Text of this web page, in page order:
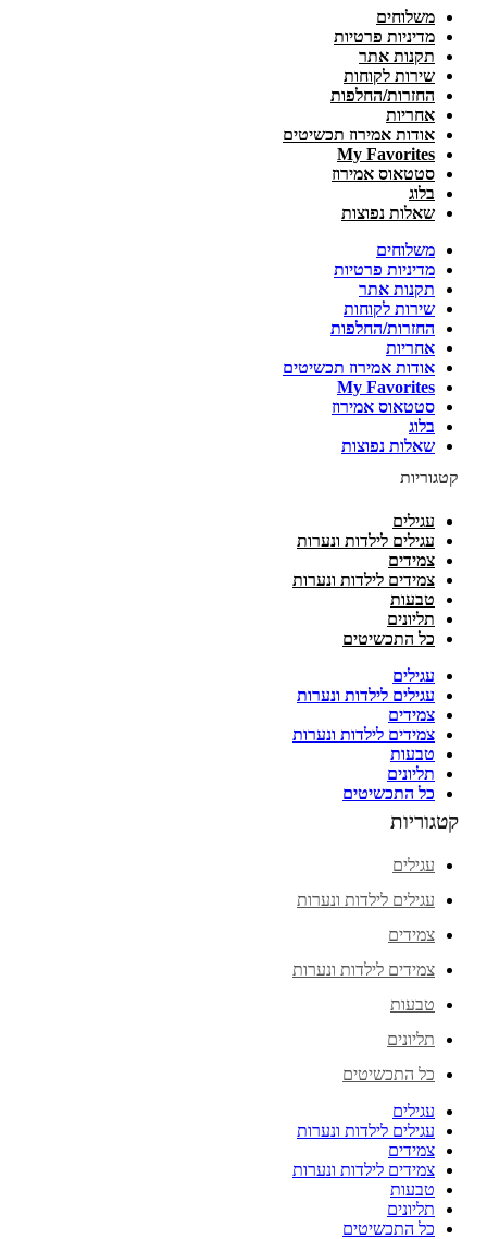
משלוחים
מדיניות פרטיות
תקנות אתר
שירות לקוחות
החזרות/החלפות
אחריות
אודות אמירוז תכשיטים
My Favorites
סטטאוס אמירוז
בלוג
שאלות נפוצות
משלוחים
מדיניות פרטיות
תקנות אתר
שירות לקוחות
החזרות/החלפות
אחריות
אודות אמירוז תכשיטים
My Favorites
סטטאוס אמירוז
בלוג
שאלות נפוצות
קטגוריות
עגילים
עגילים לילדות ונערות
צמידים
צמידים לילדות ונערות
טבעות
תליונים
כל התכשיטים
עגילים
עגילים לילדות ונערות
צמידים
צמידים לילדות ונערות
טבעות
תליונים
כל התכשיטים
קטגוריות
עגילים
עגילים לילדות ונערות
צמידים
צמידים לילדות ונערות
טבעות
תליונים
כל התכשיטים
עגילים
עגילים לילדות ונערות
צמידים
צמידים לילדות ונערות
טבעות
תליונים
כל התכשיטים